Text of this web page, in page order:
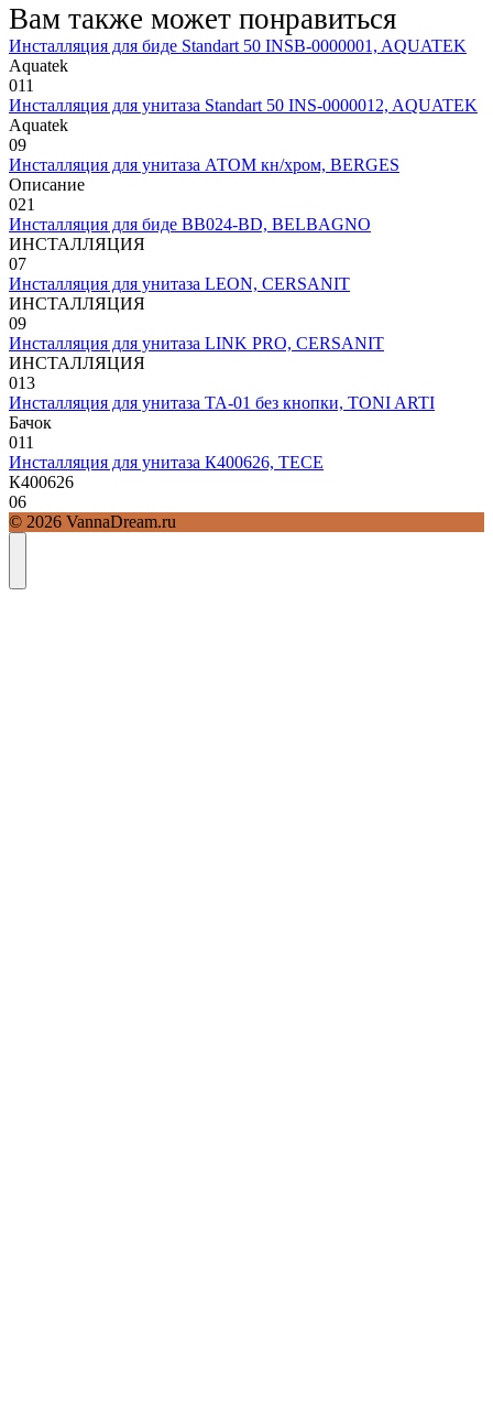
Вам также может понравиться
Инсталляция для биде Standart 50 INSB-0000001, AQUATEK
Aquatek
011
Инсталляция для унитаза Standart 50 INS-0000012, AQUATEK
Aquatek
09
Инсталляция для унитаза АТОМ кн/хром, BERGES
Описание
021
Инсталляция для биде BB024-BD, BELBAGNO
ИНСТАЛЛЯЦИЯ
07
Инсталляция для унитаза LEON, CERSANIT
ИНСТАЛЛЯЦИЯ
09
Инсталляция для унитаза LINK PRO, CERSANIT
ИНСТАЛЛЯЦИЯ
013
Инсталляция для унитаза TA-01 без кнопки, TONI ARTI
Бачок
011
Инсталляция для унитаза К400626, TECE
К400626
06
© 2026 VannaDream.ru